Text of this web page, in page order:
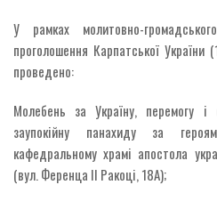
У рамках молитовно-
проголошення Карпатської
проведено:
Молебень за Україну, перемогу і
заупокійну панахиду за
кафедральному храмі апостола
(вул. Ференца II Ракоці, 18А);